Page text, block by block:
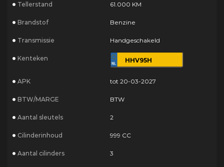
Tellerstand 61.000 KM
Brandstof Benzine
Transmissie Handgeschakeld
Kenteken HHV95H
APK tot 20-03-2027
BTW/MARGE BTW
Aantal sleutels 2
Cilinderinhoud 999 CC
Aantal cilinders 3